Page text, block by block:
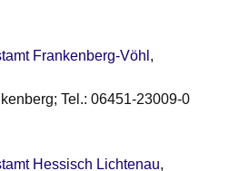
Frankenberg-Vöhl
neuen Fenster ,
Tel.: 06451-23009-0
Hessisch Lichtenau
Fenster ,